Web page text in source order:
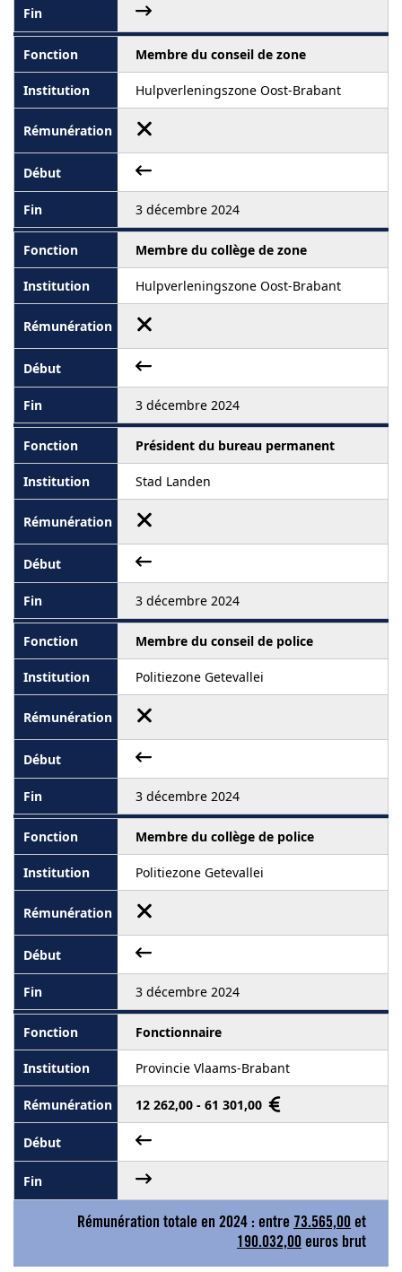
Membre du conseil de zone
Hulpverleningszone Oost-Brabant
3 décembre 2024
Membre du collège de zone
Hulpverleningszone Oost-Brabant
3 décembre 2024
Président du bureau permanent
Stad Landen
3 décembre 2024
Membre du conseil de police
Politiezone Getevallei
3 décembre 2024
Membre du collège de police
Politiezone Getevallei
3 décembre 2024
Fonctionnaire
Provincie Vlaams-Brabant
12 262,00 - 61 301,00
Rémunération totale en 2024 : entre 73.565,00 et
190.032,00 euros brut